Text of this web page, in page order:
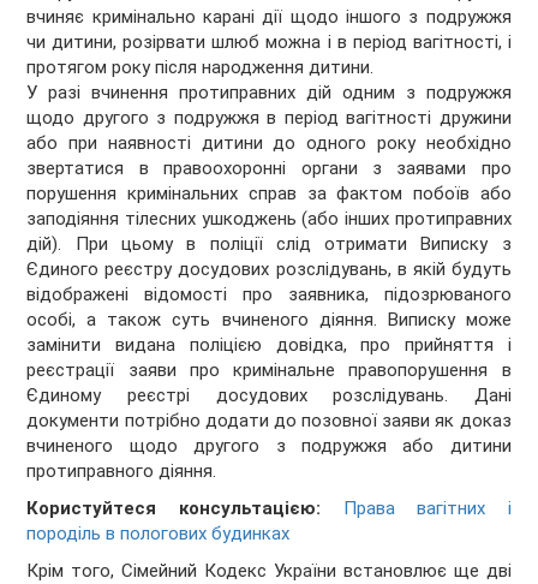
вчиняє кримінально карані дії щодо іншого з подружжя
чи дитини, розірвати шлюб можна і в період вагітності, і
протягом року після народження дитини.
У разі вчинення протиправних дій одним з подружжя
щодо другого з подружжя в період вагітності дружини
або при наявності дитини до одного року необхідно
звертатися в правоохоронні органи з заявами про
порушення кримінальних справ за фактом побоїв або
заподіяння тілесних ушкоджень (або інших протиправних
дій). При цьому в поліції слід отримати Виписку з
Єдиного реєстру досудових розслідувань, в якій будуть
відображені відомості про заявника, підозрюваного
особі, а також суть вчиненого діяння. Виписку може
замінити видана поліцією довідка, про прийняття і
реєстрації заяви про кримінальне правопорушення в
Єдиному реєстрі досудових розслідувань. Дані
документи потрібно додати до позовної заяви як доказ
вчиненого щодо другого з подружжя або дитини
протиправного діяння.
Користуйтеся консультацією: Права вагітних і
породіль в пологових будинках
Крім того, Сімейний Кодекс України встановлює ще дві